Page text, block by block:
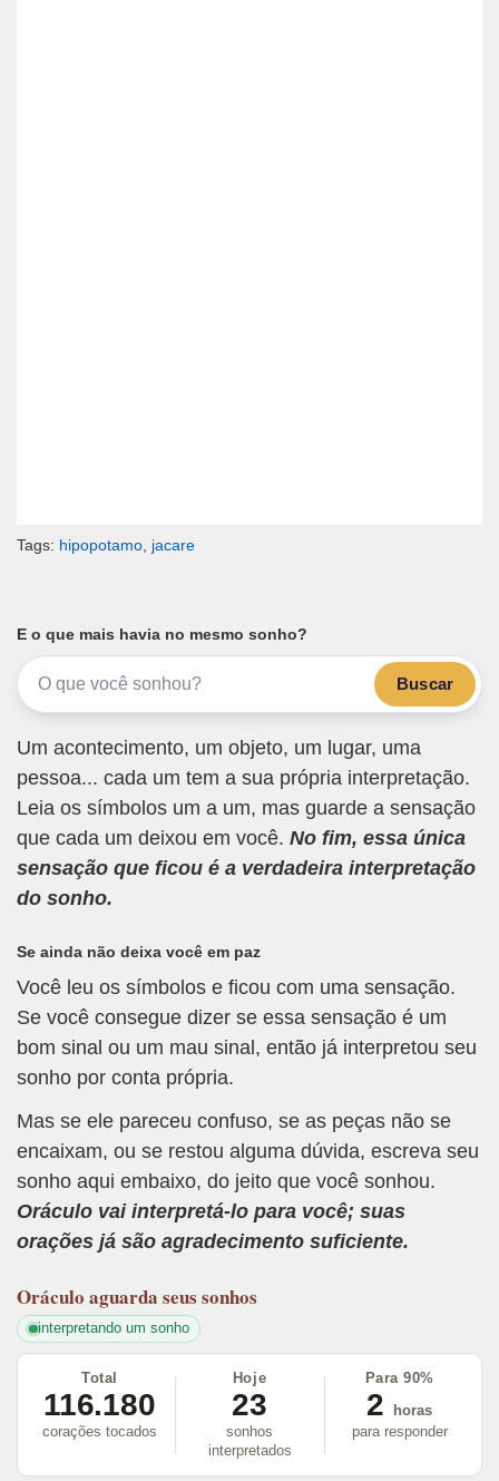
Tags: hipopotamo jacare
E o que mais havia no mesmo sonho?
Buscar
Um acontecimento, um objeto, um lugar, uma
pessoa... cada um tem a sua própria interpretação.
Leia os símbolos um a um, mas guarde a sensação
que cada um deixou em você. No fim, essa única
sensação que ficou é a verdadeira interpretação
do sonho.
Se ainda não deixa você em paz
Você leu os símbolos e ficou com uma sensação.
Se você consegue dizer se essa sensação é um
bom sinal ou um mau sinal, então já interpretou seu
sonho por conta própria.
Mas se ele pareceu confuso, se as peças não se
encaixam, ou se restou alguma dúvida, escreva seu
sonho aqui embaixo, do jeito que você sonhou.
Oráculo vai interpretá-lo para você; suas
orações já são agradecimento suficiente.
Oráculo aguarda seus sonhos
interpretando um sonho
Total
116.180
corações tocados
Hoje
23
sonhos
interpretados
Para 90%
2
horas
para responder